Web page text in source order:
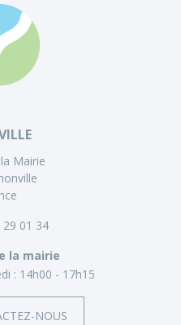
Mairie
29 01 34
la mairie
: 14h00 - 17h15
NOUS